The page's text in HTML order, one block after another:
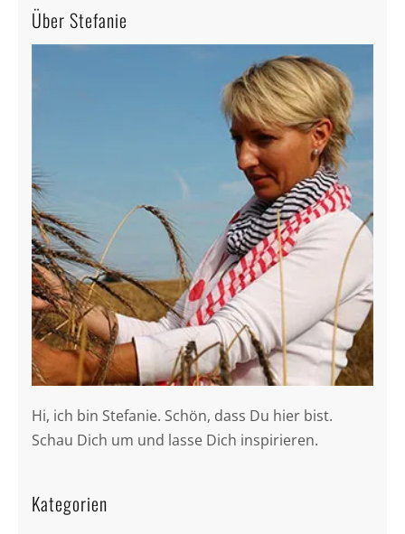
Über Stefanie
Hi, ich bin Stefanie. Schön, dass Du hier bist.
Schau Dich um und lasse Dich inspirieren.
Kategorien